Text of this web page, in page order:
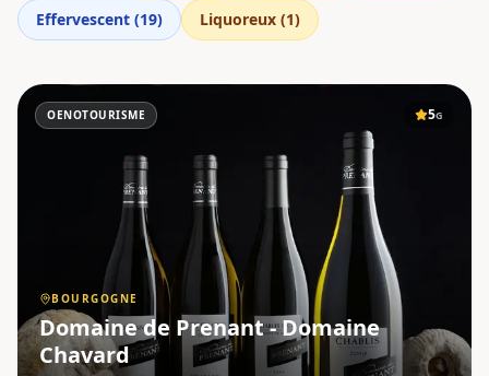
Effervescent (19) Liquoreux (1)
OENOTOURISME 5G
BOURGOGNE
Domaine de Prenant - Domaine
Chavard